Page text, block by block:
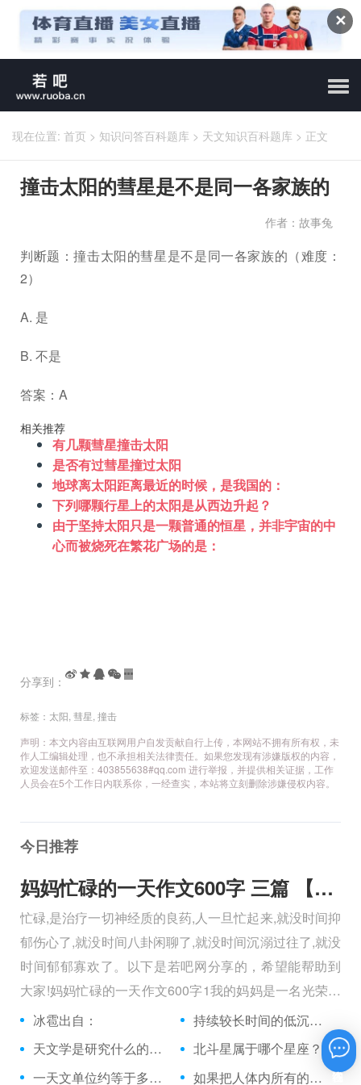
✕
现在位置: 首页 > 知识问答百科题库 > 天文知识百科题库 > 正文
撞击太阳的彗星是不是同一各家族的
作者：故事兔
判断题：撞击太阳的彗星是不是同一各家族的（难度：
2）
A. 是
B. 不是
答案：A
相关推荐
有几颗彗星撞击太阳
是否有过彗星撞过太阳
地球离太阳距离最近的时候，是我国的：
下列哪颗行星上的太阳是从西边升起？
由于坚持太阳只是一颗普通的恒星，并非宇宙的中
心而被烧死在繁花广场的是：
分享到：
标签： 太阳 彗星 撞击
声明：本文内容由互联网用户自发贡献自行上传，本网站不拥有所有权，未
作人工编辑处理，也不承担相关法律责任。如果您发现有涉嫌版权的内容，
欢迎发送邮件至：403855638#qq.com 进行举报，并提供相关证据，工作
人员会在5个工作日内联系你，一经查实，本站将立刻删除涉嫌侵权内容。
今日推荐
妈妈忙碌的一天作文600字 三篇 【600字】
忙碌,是治疗一切神经质的良药,人一旦忙起来,就没时间抑
郁伤心了,就没时间八卦闲聊了,就没时间沉溺过往了,就没
时间郁郁寡欢了。以下是若吧网分享的，希望能帮助到
大家!妈妈忙碌的一天作文600字1我的妈妈是一名光荣的
人民警察，她总有做不完的事情。
冰雹出自：
持续较长时间的低沉声响的雷叫做什么雷？
天文学是研究什么的科学？
北斗星属于哪个星座？
一天文单位约等于多少万公里？
如果把人体内所有的染色体首尾相接，其长度等同从地球到太阳来回距离的多少倍？